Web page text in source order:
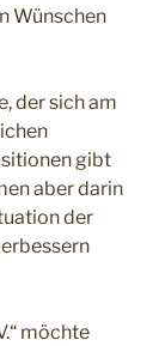
Wünschen
der sich am
gibt
aber darin
der
möchte